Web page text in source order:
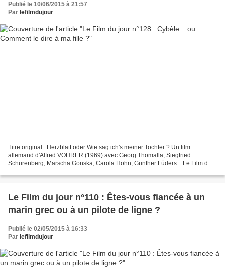
Publié le 10/06/2015 à 21:57
Par lefilmdujour
Titre original : Herzblatt oder Wie sag ich's meiner Tochter ? Un film
allemand d'Alfred VOHRER (1969) avec Georg Thomalla, Siegfried
Schürenberg, Marscha Gonska, Carola Höhn, Günther Lüders... Le Film du
Le Film du jour n°110 : Êtes-vous fiancée à un
marin grec ou à un pilote de ligne ?
Publié le 02/05/2015 à 16:33
Par lefilmdujour